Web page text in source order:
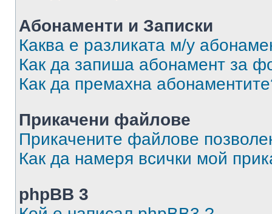
Абонаменти и Записки
Каква е разликата м/у
Как да запиша абонамент за
Как да премахна
Прикачени файлове
Прикачените файлове
Как да намеря всички мой
phpBB 3